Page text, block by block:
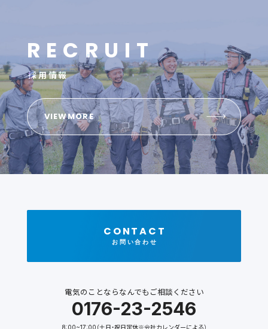
R E C R U I T
採用情報
VIEWMORE
CONTACT
お問い合わせ
電気のことならなんでもご相談ください
0176-23-2546
8:00~17:00（土日・祝日定休※会社カレンダーによる）